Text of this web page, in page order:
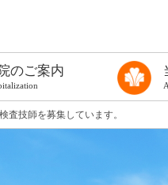
のご案内
伴う検査を受ける方へ
い
会
いてる方へ（一般診療に関するご案内
パンフレット
査技師を募集しています。